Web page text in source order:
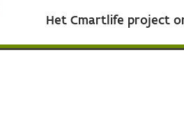
Het Cmartlife project